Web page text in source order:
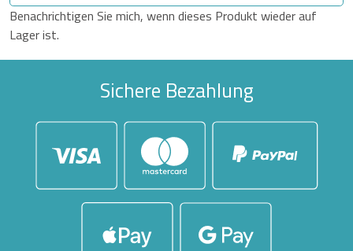
Benachrichtigen Sie mich, wenn dieses Produkt wieder auf
Lager ist.
Sichere Bezahlung